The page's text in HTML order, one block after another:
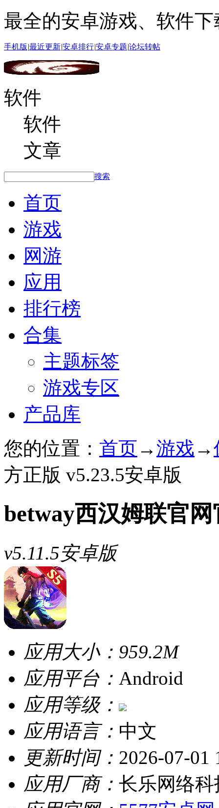
最全的安卓游戏、软件下
手机版 |最近更新|安卓排行|安卓专题|论坛转帖
软件
软件
文章
搜索
首页
游戏
网游
应用
排行榜
合集
主题标签
游戏专区
产品库
您的位置： 首页 →游戏 →
方正版 v5.23.5安卓版
betway西汉姆联官
v5.11.5安卓版
应用大小： 959.2M
应用平台： Android
应用等级：
应用语言： 中文
更新时间： 2026-07-01
应用厂商： 长乐网络